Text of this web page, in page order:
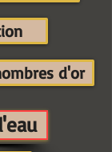
d'or